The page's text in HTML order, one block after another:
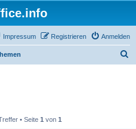
Anmelden
Registrieren
Impressum
• Seite 1 von 1